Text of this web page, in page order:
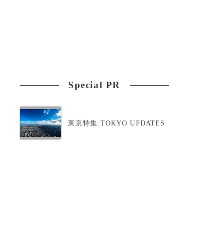
Special PR
東京特集:TOKYO UPDATES